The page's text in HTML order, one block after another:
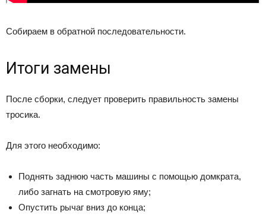
Собираем в обратной последовательности.
Итоги замены
После сборки, следует проверить правильность замены
тросика.
Для этого необходимо:
Поднять заднюю часть машины с помощью домкрата,
либо загнать на смотровую яму;
Опустить рычаг вниз до конца;